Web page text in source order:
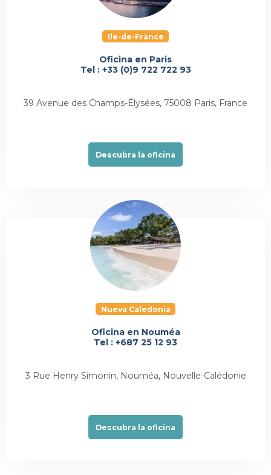
Ile-de-France
Oficina en Paris
Tel : +33 (0)9 722 722 93
39 Avenue des Champs-Élysées, 75008 Paris, France
Descubra la oficina
Nueva Caledonia
Oficina en Nouméa
Tel : +687 25 12 93
3 Rue Henry Simonin, Nouméa, Nouvelle-Calédonie
Descubra la oficina